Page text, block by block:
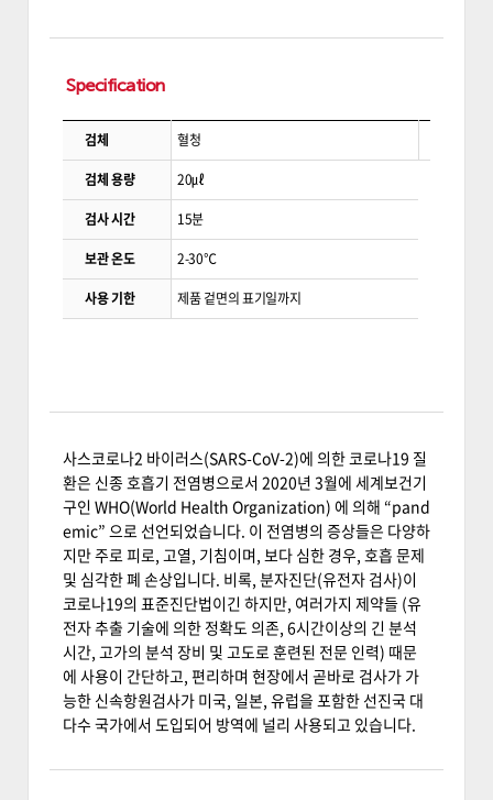
Specification
검체
혈청
검체 용량
20㎕
검사 시간
15분
보관 온도
2-30℃
사용 기한
제품 겉면의 표기일까지
사스코로나2 바이러스(SARS-CoV-2)에 의한 코로나19 질
환은 신종 호흡기 전염병으로서 2020년 3월에 세계보건기
구인 WHO(World Health Organization) 에 의해 “pand
emic” 으로 선언되었습니다. 이 전염병의 증상들은 다양하
지만 주로 피로, 고열, 기침이며, 보다 심한 경우, 호흡 문제
및 심각한 폐 손상입니다. 비록, 분자진단(유전자 검사)이
코로나19의 표준진단법이긴 하지만, 여러가지 제약들 (유
전자 추출 기술에 의한 정확도 의존, 6시간이상의 긴 분석
시간, 고가의 분석 장비 및 고도로 훈련된 전문 인력) 때문
에 사용이 간단하고, 편리하며 현장에서 곧바로 검사가 가
능한 신속항원검사가 미국, 일본, 유럽을 포함한 선진국 대
다수 국가에서 도입되어 방역에 널리 사용되고 있습니다.